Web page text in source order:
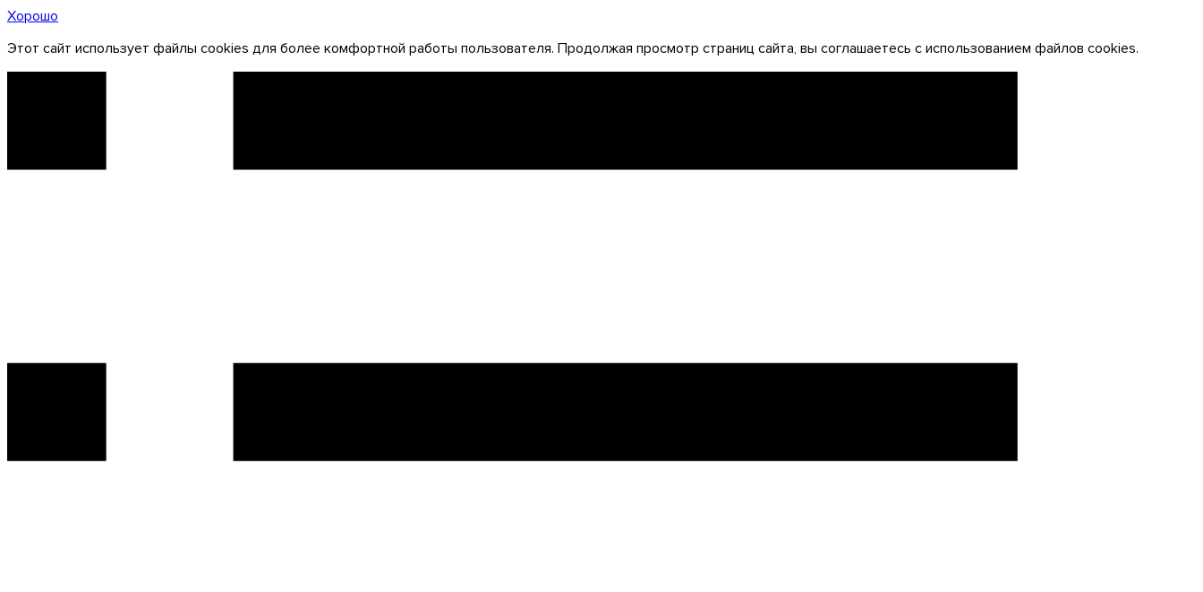
Хорошо
Этот сайт использует файлы cookies для более комфортной работы пользователя. Продолжая просмотр страниц сайта, вы соглашаетесь с использованием файлов cookies.